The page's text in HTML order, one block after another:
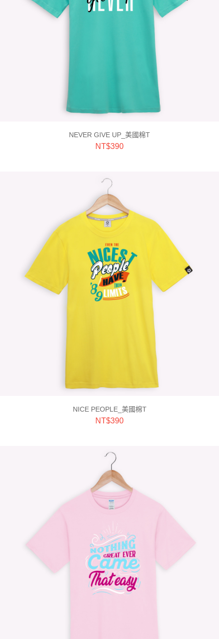
NEVER GIVE UP_美國棉T
NT$390
NICE PEOPLE_美國棉T
NT$390